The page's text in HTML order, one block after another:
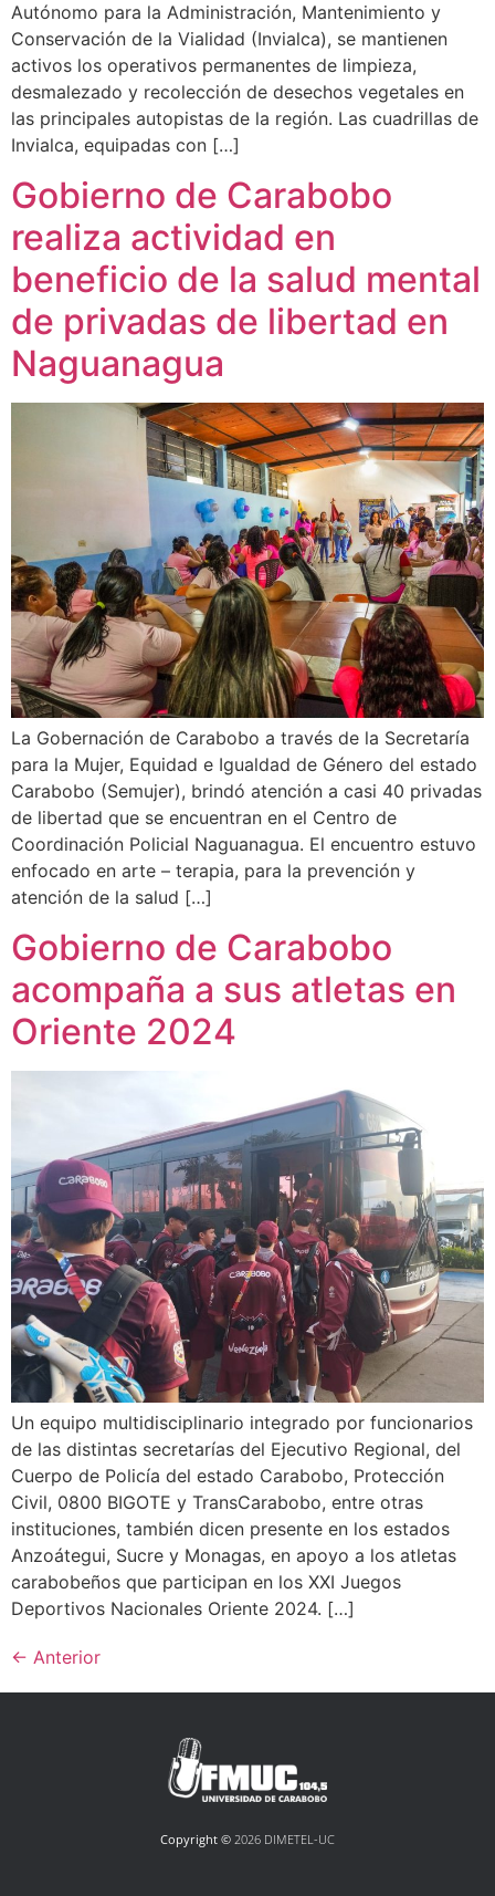
Autónomo para la Administración, Mantenimiento y
Conservación de la Vialidad (Invialca), se mantienen
activos los operativos permanentes de limpieza,
desmalezado y recolección de desechos vegetales en
las principales autopistas de la región. Las cuadrillas de
Invialca, equipadas con […]
Gobierno de Carabobo
realiza actividad en
beneficio de la salud mental
de privadas de libertad en
Naguanagua
La Gobernación de Carabobo a través de la Secretaría
para la Mujer, Equidad e Igualdad de Género del estado
Carabobo (Semujer), brindó atención a casi 40 privadas
de libertad que se encuentran en el Centro de
Coordinación Policial Naguanagua. El encuentro estuvo
enfocado en arte – terapia, para la prevención y
atención de la salud […]
Gobierno de Carabobo
acompaña a sus atletas en
Oriente 2024
Un equipo multidisciplinario integrado por funcionarios
de las distintas secretarías del Ejecutivo Regional, del
Cuerpo de Policía del estado Carabobo, Protección
Civil, 0800 BIGOTE y TransCarabobo, entre otras
instituciones, también dicen presente en los estados
Anzoátegui, Sucre y Monagas, en apoyo a los atletas
carabobeños que participan en los XXI Juegos
Deportivos Nacionales Oriente 2024. […]
← Anterior
Copyright © 2026 DIMETEL-UC